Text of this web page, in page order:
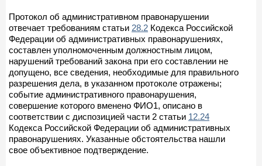
Протокол об административном правонарушении
отвечает требованиям статьи 28.2 Кодекса Российской
Федерации об административных правонарушениях,
составлен уполномоченным должностным лицом,
нарушений требований закона при его составлении не
допущено, все сведения, необходимые для правильного
разрешения дела, в указанном протоколе отражены;
событие административного правонарушения,
совершение которого вменено ФИО1, описано в
соответствии с диспозицией части 2 статьи 12.24
Кодекса Российской Федерации об административных
правонарушениях. Указанные обстоятельства нашли
свое объективное подтверждение.